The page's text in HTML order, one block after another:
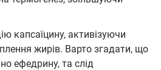
капсаїцину, активізуючи
жирів. Варто згадати, що
ефедрину, та слід